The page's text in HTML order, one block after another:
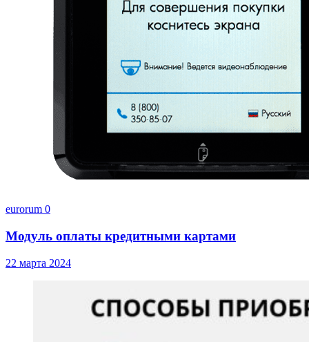
eurorum 0
Модуль оплаты кредитными картами
22 марта 2024